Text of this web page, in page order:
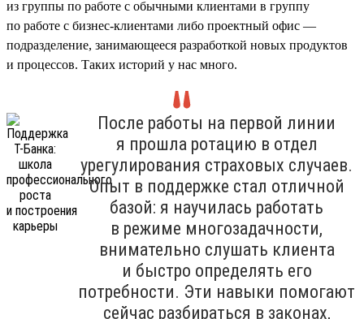
из группы по работе с обычными клиентами в группу
по работе с бизнес-клиентами либо проектный офис —
подразделение, занимающееся разработкой новых продуктов
и процессов. Таких историй у нас много.
После работы на первой линии
я прошла ротацию в отдел
урегулирования страховых случаев.
Опыт в поддержке стал отличной
базой: я научилась работать
в режиме многозадачности,
внимательно слушать клиента
и быстро определять его
потребности. Эти навыки помогают
сейчас разбираться в законах,